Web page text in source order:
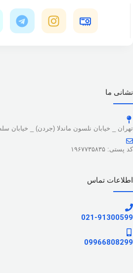
نشانی ما
تهران _ خیابان نلسون ماندلا (جردن) _ خیابان سلطانی
کد پستی: ۱۹۶۷۷۳۵۸۳۵
اطلاعات تماس
021-91300599
09966808299